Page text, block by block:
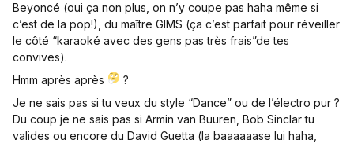
Beyoncé (oui ça non plus, on n’y coupe pas haha même si
c’est de la pop!), du maître GIMS (ça c’est parfait pour réveiller
le côté “karaoké avec des gens pas très frais”de tes
convives).
Hmm après après
?
Je ne sais pas si tu veux du style “Dance” ou de l’électro pur ?
Du coup je ne sais pas si Armin van Buuren, Bob Sinclar tu
valides ou encore du David Guetta (la baaaaaase lui haha,